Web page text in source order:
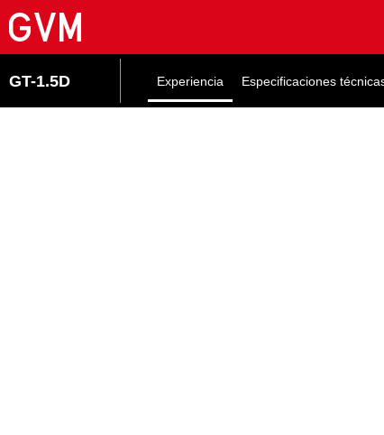
GT-1.5D Experiencia Especificaciones